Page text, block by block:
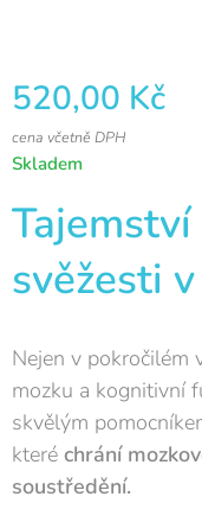
520,00 Kč
cena včetně DPH
Skladem
svěžesti
Nejen v pokročilém
mozku a kognitivní
skvělým
které chrání
soustředění.